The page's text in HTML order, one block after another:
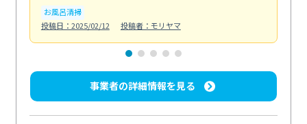
お風呂清掃
投稿日：2025/02/12
投稿者：モリヤマ
事業者の詳細情報を見る